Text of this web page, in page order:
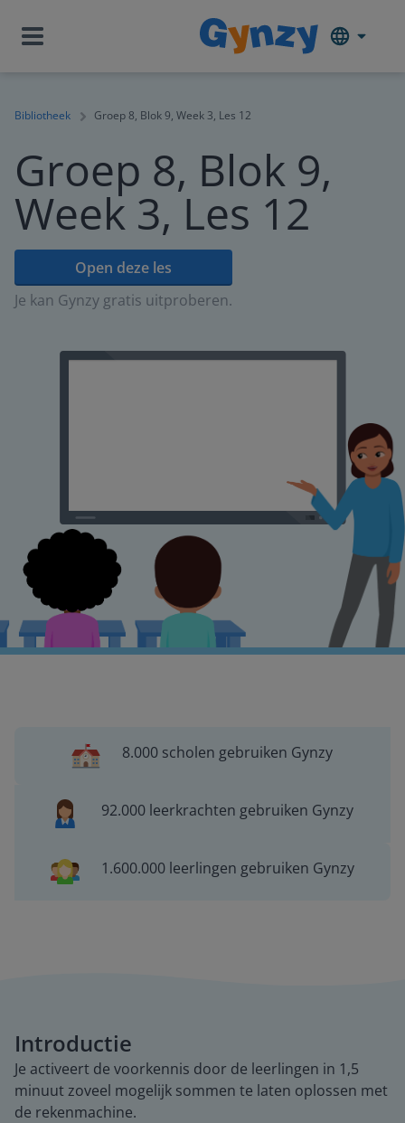
Bibliotheek Groep 8, Blok 9, Week 3, Les 12
Groep 8, Blok 9,
Week 3, Les 12
Open deze les
Je kan Gynzy gratis uitproberen.
8.000 scholen gebruiken Gynzy
92.000 leerkrachten gebruiken Gynzy
1.600.000 leerlingen gebruiken Gynzy
Introductie
Je activeert de voorkennis door de leerlingen in 1,5
minuut zoveel mogelijk sommen te laten oplossen met
de rekenmachine.